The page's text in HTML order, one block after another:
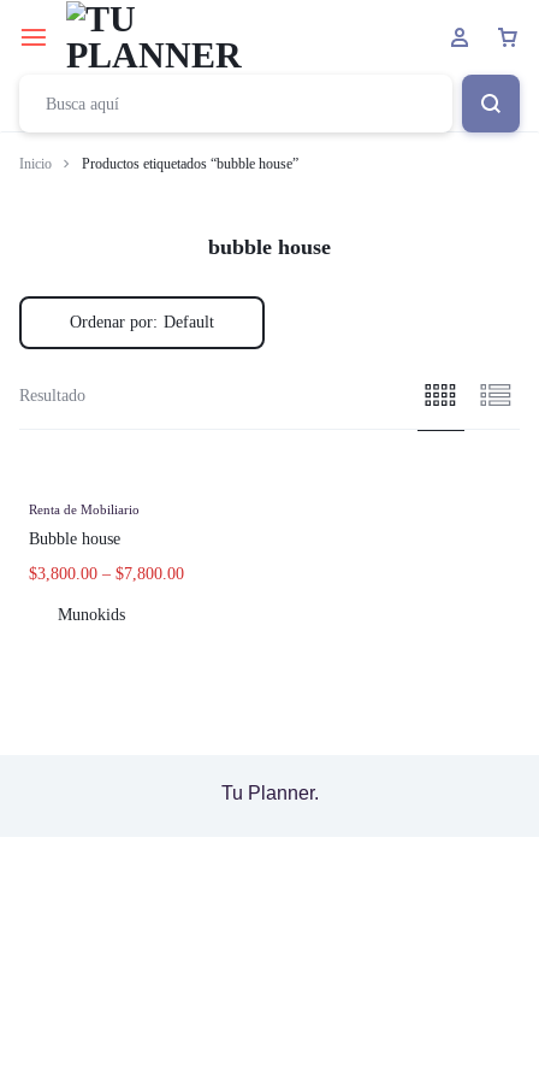
Inicio Productos etiquetados “bubble house”
bubble house
Ordenar por: Default
Resultado
Renta de Mobiliario
Bubble house
$3,800.00 – $7,800.00
Munokids
Tu Planner.